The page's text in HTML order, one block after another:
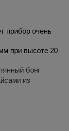
прибор очень
при высоте 20
бонг
из